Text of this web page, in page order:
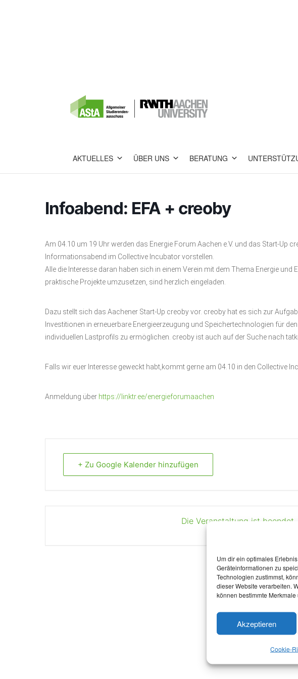
Um dir ein optimales
Geräteinformationen zu
Technologien zustimmst,
dieser Website verarbeiten.
können bestimmte
Akzeptieren
Cookie-
AKTUELLES ÜBER UNS BERATUNG
Infoabend: EFA + creoby
Am 04.10 um 19 Uhr werden das Energie Forum Aachen e.V. und das Start-Up
Informationsabend im Collective Incubator vorstellen.
Alle die Interesse daran haben sich in einem Verein mit dem Thema Energie und
praktische Projekte umzusetzen, sind herzlich eingeladen.
Dazu stellt sich das Aachener Start-Up creoby vor. creoby hat es sich zur
Investitionen in erneuerbare Energieerzeugung und Speichertechnologien für
individuellen Lastprofils zu ermöglichen. creoby ist auch auf der Suche nach
Falls wir euer Interesse geweckt habt,kommt gerne am 04.10 in den Collective
Anmeldung über https://linktr.ee/energieforumaachen
+ Zu Google Kalender hinzufügen
Die Veranstaltung ist beendet.